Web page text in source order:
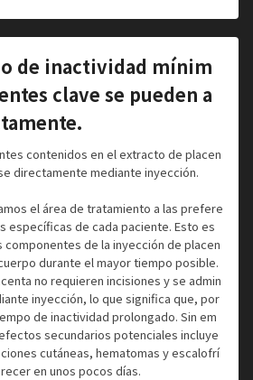
de inactividad mínim
clave se pueden a
contenidos en el extracto de placen
directamente mediante inyección.
el área de tratamiento a las prefere
específicas de cada paciente. Esto es
componentes de la inyección de placen
durante el mayor tiempo posible.
no requieren incisiones y se admin
inyección, lo que significa que, por
de inactividad prolongado. Sin em
secundarios potenciales incluye
cutáneas, hematomas y escalofrí
en unos pocos días.